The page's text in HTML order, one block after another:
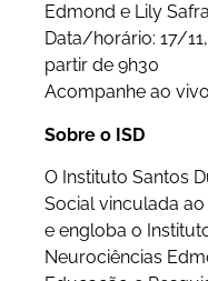
Edmond e Lily
Data/horário: 17/
partir de 9h30
Acompanhe ao
Sobre o ISD
O Instituto Santos
Social vinculada
e engloba o
Neurociências